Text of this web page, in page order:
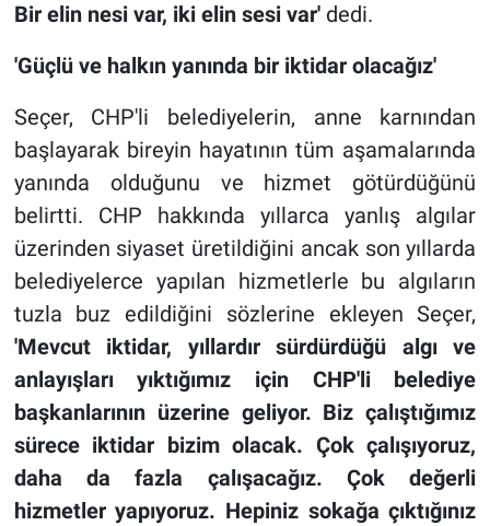
Bir elin nesi var, iki elin sesi var'dedi.
'Güçlü ve halkın yanında bir iktidar olacağız'
Seçer, CHP'li belediyelerin, anne karnından
başlayarak bireyin hayatının tüm aşamalarında
yanında olduğunu ve hizmet götürdüğünü
belirtti. CHP hakkında yıllarca yanlış algılar
üzerinden siyaset üretildiğini ancak son yıllarda
belediyelerce yapılan hizmetlerle bu algıların
tuzla buz edildiğini sözlerine ekleyen Seçer,
'Mevcut iktidar, yıllardır sürdürdüğü algı ve
anlayışları yıktığımız için CHP'li belediye
başkanlarının üzerine geliyor. Biz çalıştığımız
sürece iktidar bizim olacak. Çok çalışıyoruz,
daha da fazla çalışacağız. Çok değerli
hizmetler yapıyoruz. Hepiniz sokağa çıktığınız